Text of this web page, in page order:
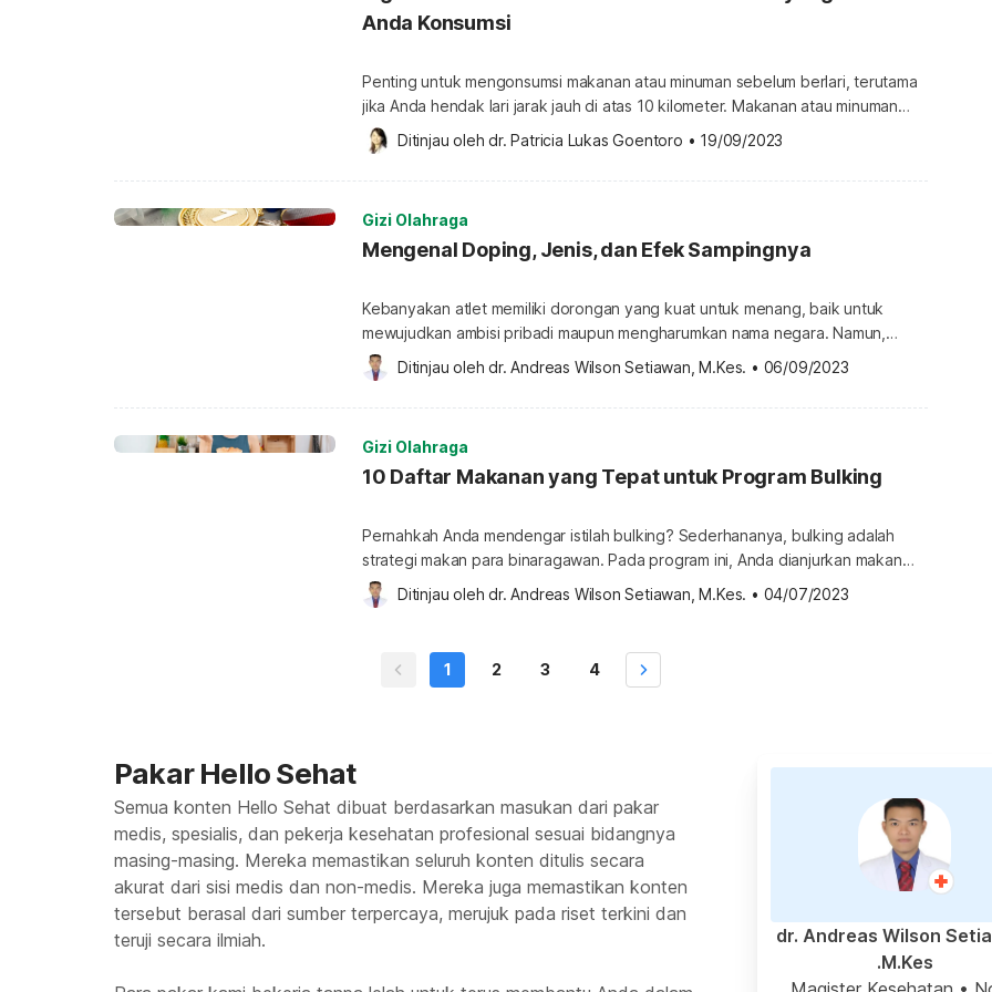
Anda Konsumsi
Penting untuk mengonsumsi makanan atau minuman sebelum berlari, terutama
jika Anda hendak lari jarak jauh di atas 10 kilometer. Makanan atau minuman
sebelum lari bermanfaat untuk mencegah rasa lapar selama berlari, serta
menjaga kadar gula darah saat berolahraga sehingga Anda tetap berenergi.
Nah, berikut ini makanan dan minuman agar kuat lari yang bisa Anda konsumsi
Ditinjau oleh dr. Patricia Lukas Goentoro • 19/09/2023
Gizi Olahraga
Mengenal Doping, Jenis, dan Efek Sampingnya
Kebanyakan atlet memiliki dorongan yang kuat untuk menang, baik untuk
mewujudkan ambisi pribadi maupun mengharumkan nama negara. Namun,
motivasi ini bisa membuat sebagian atlet tertekan dan memilih menggunakan
obat-obatan untuk meningkatkan performa fisik mereka. Istilah penggunaan
obat-obatan dengan tujuan ini adalah doping. Apa itu doping? Doping adalah
atlet […]
Ditinjau oleh dr. Andreas Wilson Setiawan, M.Kes. • 06/09/2023
Gizi Olahraga
10 Daftar Makanan yang Tepat untuk Program Bulking
Pernahkah Anda mendengar istilah bulking? Sederhananya, bulking adalah
strategi makan para binaragawan. Pada program ini, Anda dianjurkan makan
lebih banyak dikombinasikan dengan latihan untuk membentuk otot. Lantas,
apa saja makanan yang cocok untuk program bulking? Pilihan makanan untuk
Ditinjau oleh dr. Andreas Wilson Setiawan, M.Kes. • 04/07/2023
1 2 3 4
Pakar Hello Sehat
Semua konten Hello Sehat dibuat berdasarkan masukan dari pakar
medis, spesialis, dan pekerja kesehatan profesional sesuai bidangnya
masing-masing. Mereka memastikan seluruh konten ditulis secara
akurat dari sisi medis dan non-medis. Mereka juga memastikan konten
tersebut berasal dari sumber terpercaya, merujuk pada riset terkini dan
teruji secara ilmiah.
dr. Andreas Wilson
M.Kes.